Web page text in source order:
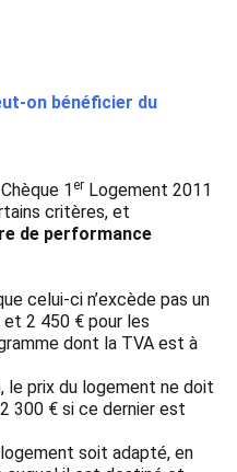
on bénéficier du
1er Logement 2011
critères, et
de performance
celui-ci n’excède pas un
2 450 € pour les
dont la TVA est à
prix du logement ne doit
300 € si ce dernier est
soit adapté, en